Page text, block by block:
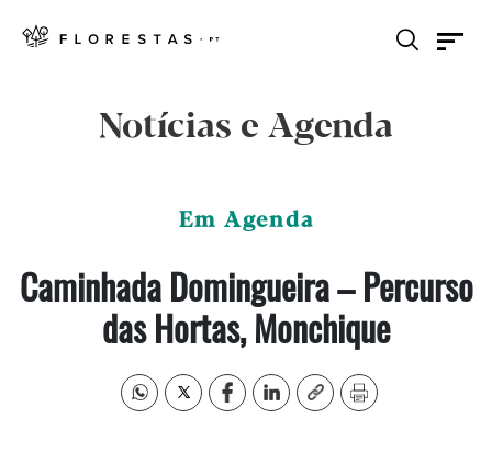
Notícias e Agenda
Em Agenda
Caminhada Domingueira – Percurso
das Hortas, Monchique